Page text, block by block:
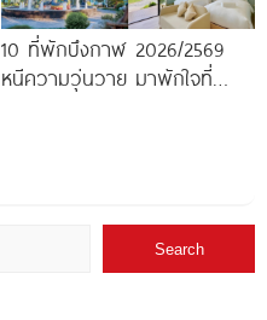
10 ที่พักบึงกาฬ 2026/2569
หนีความวุ่นวาย มาพักใจที่
Search